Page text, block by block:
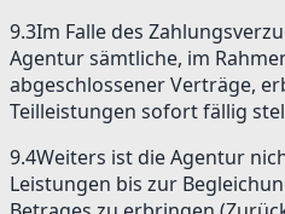
9.3Im Falle des
Agentur sämtliche, im
abgeschlossener Verträge,
Teilleistungen sofort fällig
9.4Weiters ist die Agentur
Leistungen bis zur